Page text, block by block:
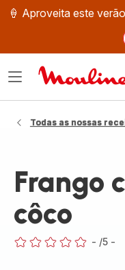
🍦 Aproveita este
Abrir
Todas as nossas
Frango
côco
- /5 -